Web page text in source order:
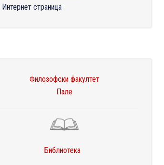
Интернет страница
Филозофски факултет
Пале
Библиотека